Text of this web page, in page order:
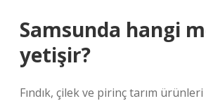
Samsunda hangi
yetişir?
Fındık, çilek ve pirinç tarım